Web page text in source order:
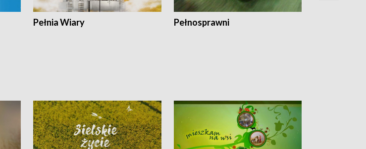
Pełnia Wiary Pełnosprawni